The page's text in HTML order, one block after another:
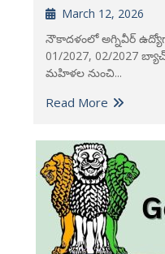
March 12, 2026
నౌకాదళంలో అగ్నివీర్
01/2027, 02/2027
మహిళల నుంచి...
Read More